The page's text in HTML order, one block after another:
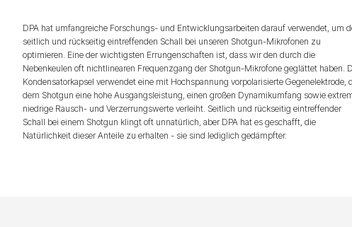
DPA hat umfangreiche Forschungs- und Entwicklungsarbeiten darauf verwendet, um
seitlich und rückseitig eintreffenden Schall bei unseren Shotgun-Mikrofonen zu
optimieren. Eine der wichtigsten Errungenschaften ist, dass wir den durch die
Nebenkeulen oft nichtlinearen Frequenzgang der Shotgun-Mikrofone geglättet haben.
Kondensatorkapsel verwendet eine mit Hochspannung vorpolarisierte Gegenelektrode,
dem Shotgun eine hohe Ausgangsleistung, einen großen Dynamikumfang sowie
niedrige Rausch- und Verzerrungswerte verleiht. Seitlich und rückseitig eintreffender
Schall bei einem Shotgun klingt oft unnatürlich, aber DPA hat es geschafft, die
Natürlichkeit dieser Anteile zu erhalten - sie sind lediglich gedämpfter.